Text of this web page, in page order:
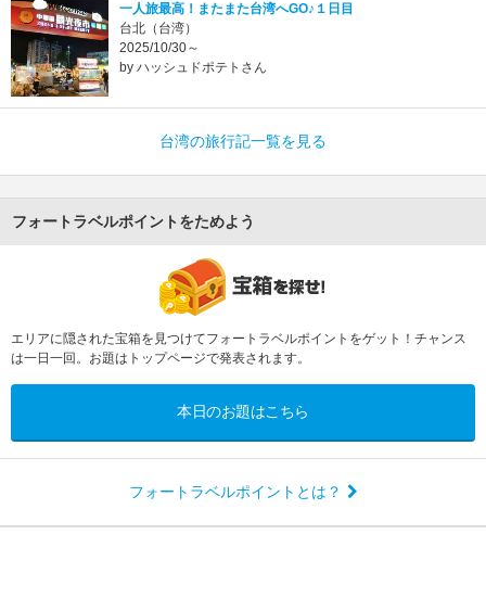
一人旅最高！またまた台湾へGO♪１日目
台北（台湾）
2025/10/30～
by ハッシュドポテトさん
台湾の旅行記一覧を見る
フォートラベルポイントをためよう
エリアに隠された宝箱を見つけてフォートラベルポイントをゲット！チャンス
は一日一回。お題はトップページで発表されます。
本日のお題はこちら
フォートラベルポイントとは？